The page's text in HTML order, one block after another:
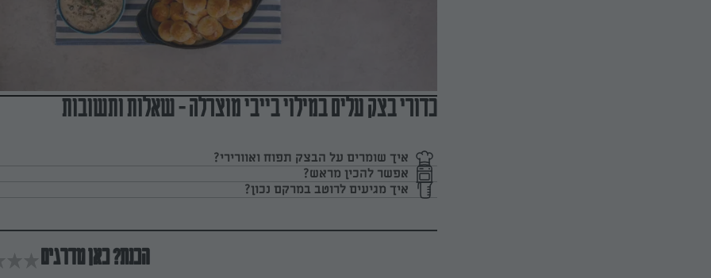
כדורי בצק עלים במילוי בייבי מוצרלה - שאלות ותשובות
איך שומרים על הבצק תפוח ואוורירי?
אפשר להכין מראש?
איך מגיעים לרוטב במרקם נכון?
הכנת? כאן מדרגים